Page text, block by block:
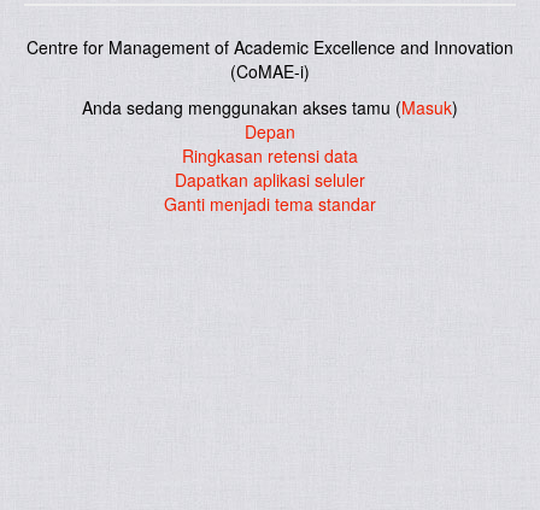
Centre for Management of Academic Excellence and Innovation
(CoMAE-i)
Anda sedang menggunakan akses tamu (Masuk)
Depan
Ringkasan retensi data
Dapatkan aplikasi seluler
Ganti menjadi tema standar